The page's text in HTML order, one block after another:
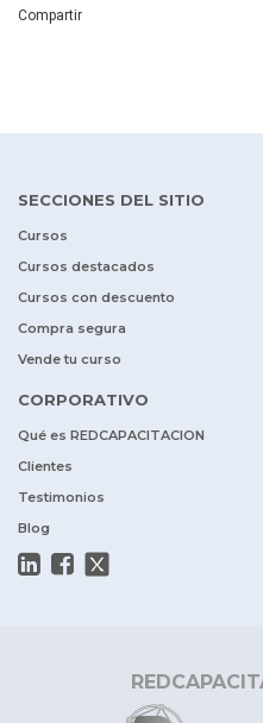
Compartir
SECCIONES DEL SITIO
Cursos
Cursos destacados
Cursos con descuento
Compra segura
Vende tu curso
CORPORATIVO
Qué es REDCAPACITACION
Clientes
Testimonios
Blog